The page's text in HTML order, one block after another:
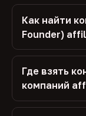
Как найти
Founder)
Где взять
компаний